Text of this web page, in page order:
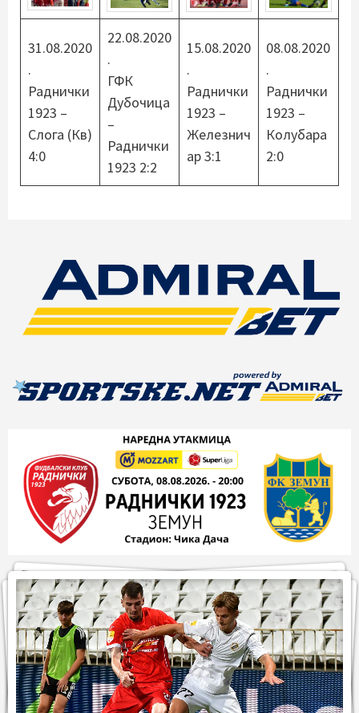
31.08.2020
.
Раднички
1923 –
Слога (Кв)
4:0
22.08.2020
.
ГФК
Дубочица
–
Раднички
1923 2:2
15.08.2020
.
Раднички
1923 –
Железнич
ар 3:1
08.08.2020
.
Раднички
1923 –
Колубара
2:0